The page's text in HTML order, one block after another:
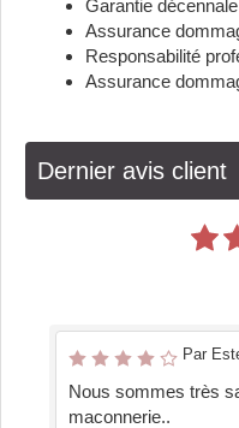
Garantie décennale
Assurance
Responsabilité
Assurance
Dernier avis client
Par
Nous sommes très
maconnerie..